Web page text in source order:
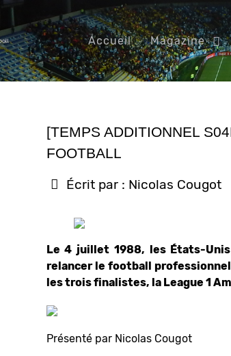
Accueil Magazine
[TEMPS ADDITIONNEL
FOOTBALL
Écrit par : Nicolas Cougot
Le 4 juillet 1988, les États-
relancer le football
les trois finalistes, la League 1
Présenté par Nicolas Cougot